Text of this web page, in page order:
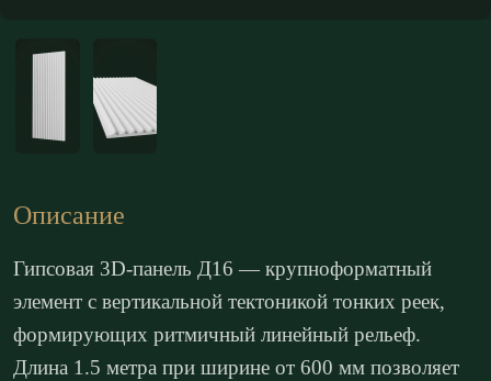
Описание
Гипсовая 3D-панель Д16 — крупноформатный
элемент с вертикальной тектоникой тонких реек,
формирующих ритмичный линейный рельеф.
Длина 1.5 метра при ширине от 600 мм позволяет